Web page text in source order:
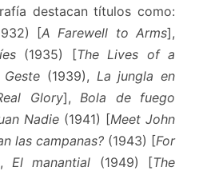
destacan títulos como:
[A Farewell to Arms],
(1935) [The Lives of a
Geste (1939), La jungla en
Glory], Bola de fuego
Nadie (1941) [Meet John
las campanas? (1943) [For
El manantial (1949) [The